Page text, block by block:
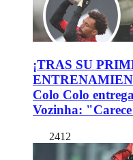
¡TRAS SU
Colo Colo
Vozinha:
2412